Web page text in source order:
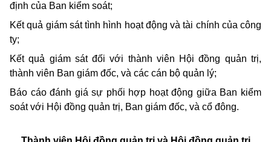
định của Ban kiểm soát;
Kết quả giám sát tình hình hoạt động và tài chính của công
ty;
Kết quả giám sát đối với thành viên Hội đồng quản trị,
thành viên Ban giám đốc, và các cán bộ quản lý;
Báo cáo đánh giá sự phối hợp hoạt động giữa Ban kiểm
soát với Hội đồng quản trị, Ban giám đốc, và cổ đông.